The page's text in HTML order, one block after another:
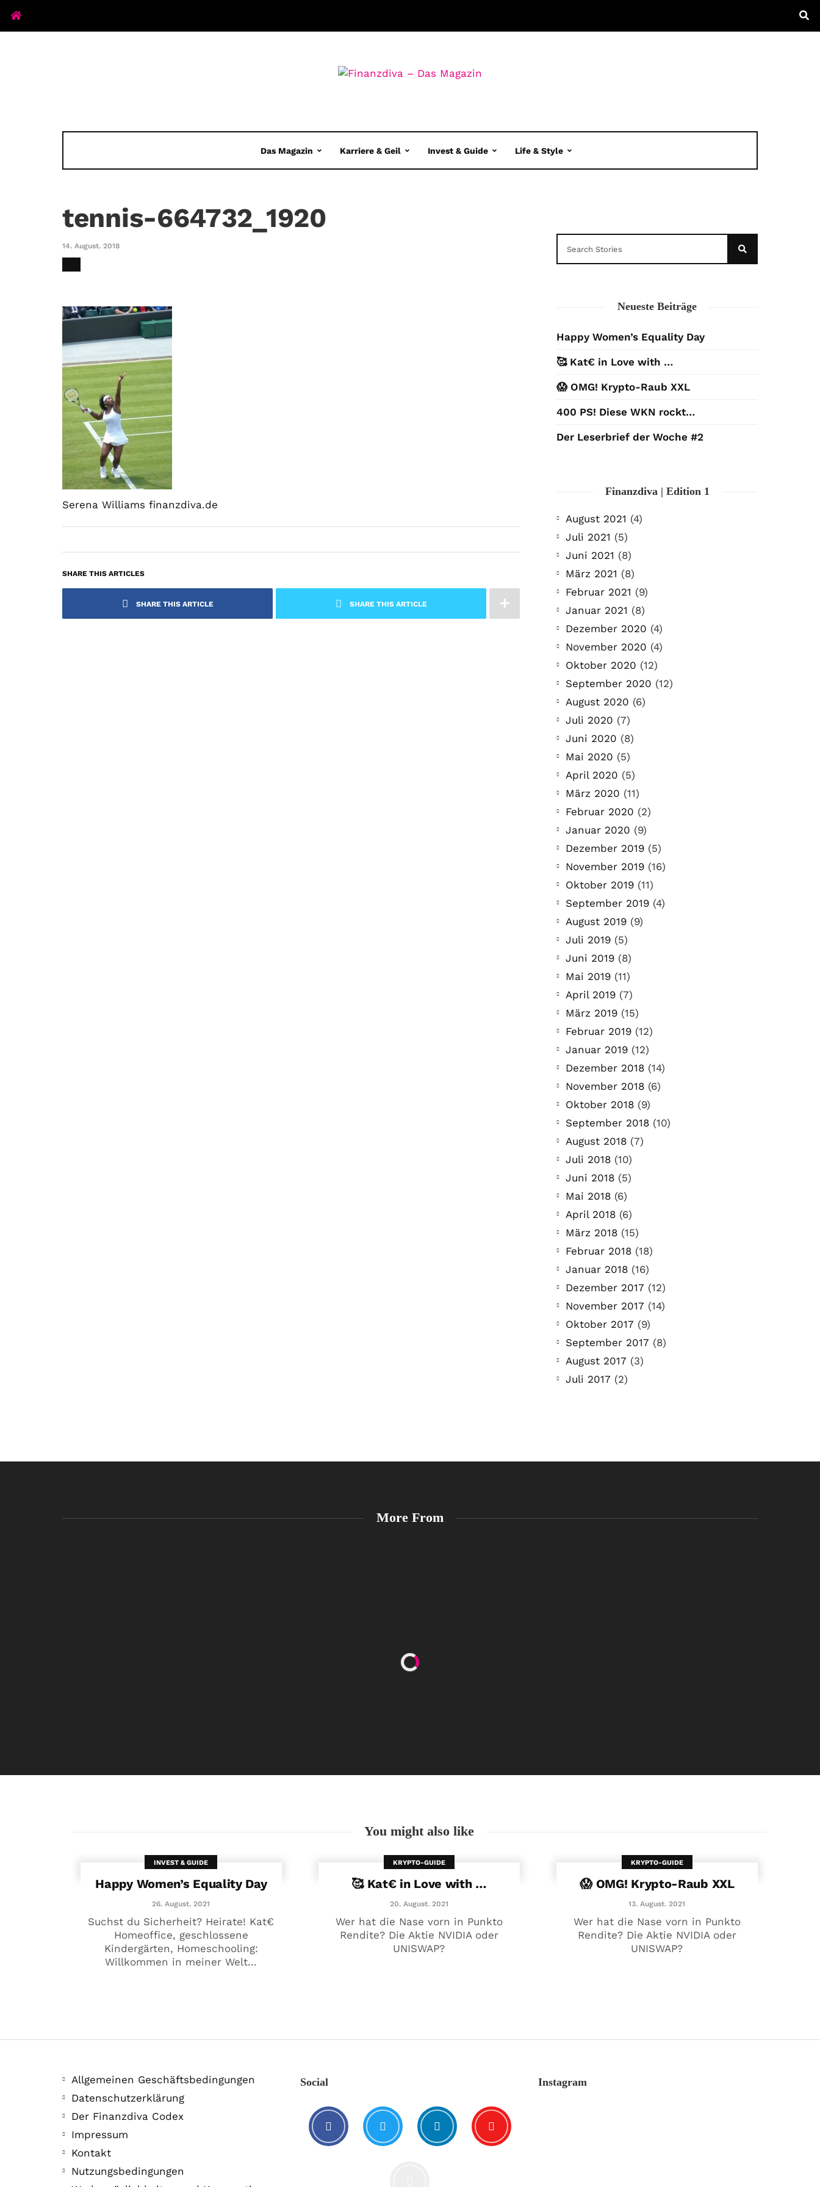
Das Magazin Karriere & Geil Invest & Guide Life & Style
tennis-664732_1920
14. August. 2018
Serena Williams finanzdiva.de
SHARE THIS ARTICLES
SHARE THIS ARTICLE SHARE THIS ARTICLE
Neueste Beiträge
Happy Women’s Equality Day
🥰 Kat€ in Love with …
😱 OMG! Krypto-Raub XXL
400 PS! Diese WKN rockt…
Der Leserbrief der Woche #2
Finanzdiva | Edition 1
August 2021 (4)
Juli 2021 (5)
Juni 2021 (8)
März 2021 (8)
Februar 2021 (9)
Januar 2021 (8)
Dezember 2020 (4)
November 2020 (4)
Oktober 2020 (12)
September 2020 (12)
August 2020 (6)
Juli 2020 (7)
Juni 2020 (8)
Mai 2020 (5)
April 2020 (5)
März 2020 (11)
Februar 2020 (2)
Januar 2020 (9)
Dezember 2019 (5)
November 2019 (16)
Oktober 2019 (11)
September 2019 (4)
August 2019 (9)
Juli 2019 (5)
Juni 2019 (8)
Mai 2019 (11)
April 2019 (7)
März 2019 (15)
Februar 2019 (12)
Januar 2019 (12)
Dezember 2018 (14)
November 2018 (6)
Oktober 2018 (9)
September 2018 (10)
August 2018 (7)
Juli 2018 (10)
Juni 2018 (5)
Mai 2018 (6)
April 2018 (6)
März 2018 (15)
Februar 2018 (18)
Januar 2018 (16)
Dezember 2017 (12)
November 2017 (14)
Oktober 2017 (9)
September 2017 (8)
August 2017 (3)
Juli 2017 (2)
More From
20. August. 2021
You might also like
INVEST & GUIDE
Happy Women’s Equality Day
26. August. 2021
Suchst du Sicherheit? Heirate! Kat€
Homeoffice, geschlossene
Kindergärten, Homeschooling:
Willkommen in meiner Welt...
KRYPTO-GUIDE
🥰 Kat€ in Love with …
20. August. 2021
Wer hat die Nase vorn in Punkto
Rendite? Die Aktie NVIDIA oder
UNISWAP?
KRYPTO-GUIDE
😱 OMG! Krypto-Raub XXL
13. August. 2021
Wer hat die Nase vorn in Punkto
Rendite? Die Aktie NVIDIA oder
UNISWAP?
Allgemeinen Geschäftsbedingungen
Datenschutzerklärung
Der Finanzdiva Codex
Impressum
Kontakt
Nutzungsbedingungen
Social Instagram